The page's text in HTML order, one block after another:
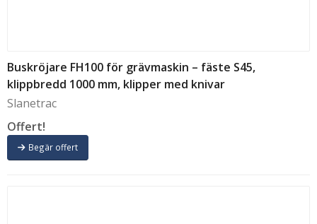
Buskröjare FH100 för grävmaskin – fäste S45,
klippbredd 1000 mm, klipper med knivar
Slanetrac
Offert!
Begär offert